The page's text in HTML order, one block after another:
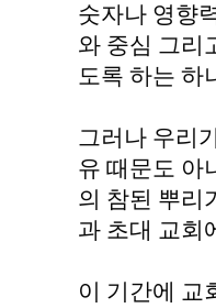
숫자나 영향
와 중심 그리
도록 하는 하
그러나 우리
유 때문도 아
의 참된 뿌리
과 초대 교회
이 기간에 교